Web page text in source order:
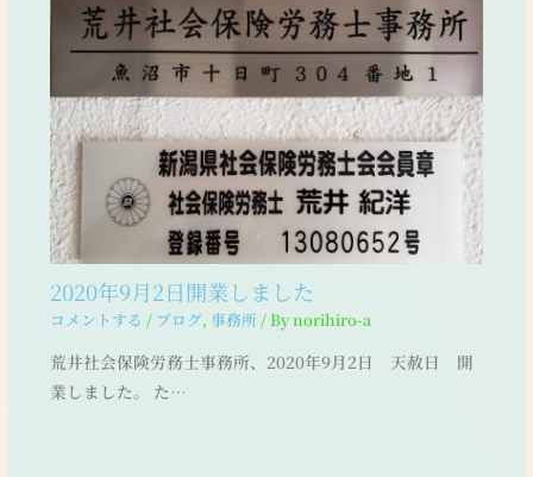
2020年9月2日開業しました
コメントする / ブログ, 事務所 / Bynorihiro-a
荒井社会保険労務士事務所、2020年9月2日 天赦日 開
業しました。 た…